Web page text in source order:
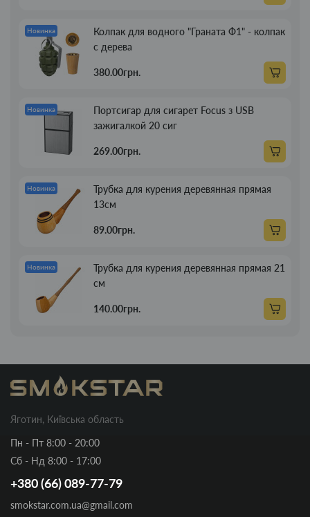
Новинка
Колпак для водного "Граната Ф1" - колпак
с дерева
380.00грн.
Новинка
Портсигар для сигарет Focus з USB
зажигалкой 20 сиг
269.00грн.
Новинка
Трубка для курения деревянная прямая
13см
89.00грн.
Новинка
Трубка для курения деревянная прямая 21
см
140.00грн.
Яготин, Київська область
Пн - Пт 8:00 - 20:00
Сб - Нд 8:00 - 17:00
+380 (66) 089-77-79
smokstar.com.ua@gmail.com